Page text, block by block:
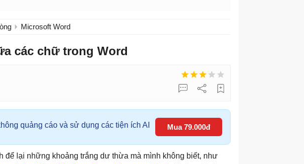
Microsoft Word
các chữ trong Word
quảng cáo và sử dụng các tiện ích AI Mua 79.000đ
để lại những khoảng trắng dư thừa mà mình không biết, như